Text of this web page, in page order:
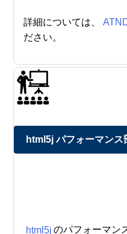
詳細については、
ださい。
html5j パフォーマン
html5j のパフォーマン